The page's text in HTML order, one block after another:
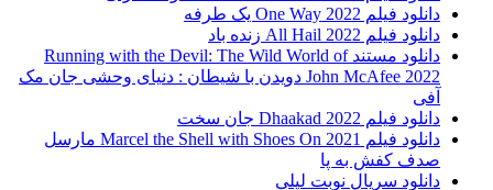
دانلود فیلم One Way 2022 یک طرفه
دانلود فیلم All Hail 2022 زنده باد
دانلود مستند Running with the Devil: The Wild World of
John McAfee 2022 دویدن با شیطان : دنیای وحشی جان مک
آفی
دانلود فیلم Dhaakad 2022 جان سخت
دانلود فیلم Marcel the Shell with Shoes On 2021 مارسل
صدف کفش به پا
دانلود سریال نوبت لیلی